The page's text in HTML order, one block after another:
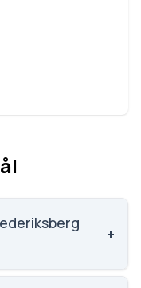
+
hvilket gør den